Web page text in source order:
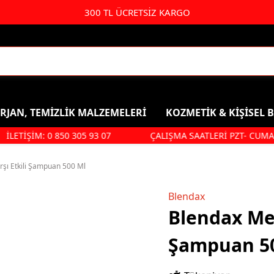
300 TL ÜCRETSİZ KARGO
Kişisel Bakım & Kozmetik
Saç Bakımı
Duş,
TEMİZLİK MALZEMELERİ KOZMETİK & KİŞİSEL
0 850 305 93 07 ÇALIŞMA SAATLERİ PZT- CUMA:
Etkili Şampuan 500 Ml
Blendax
Blendax
Şampuan